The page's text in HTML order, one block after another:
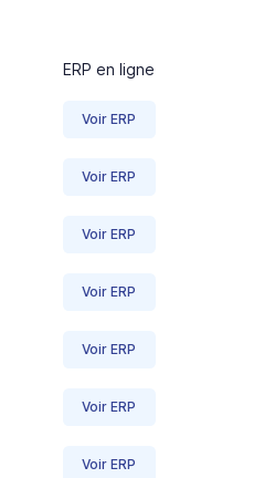
ERP en ligne
Voir ERP
Voir ERP
Voir ERP
Voir ERP
Voir ERP
Voir ERP
Voir ERP